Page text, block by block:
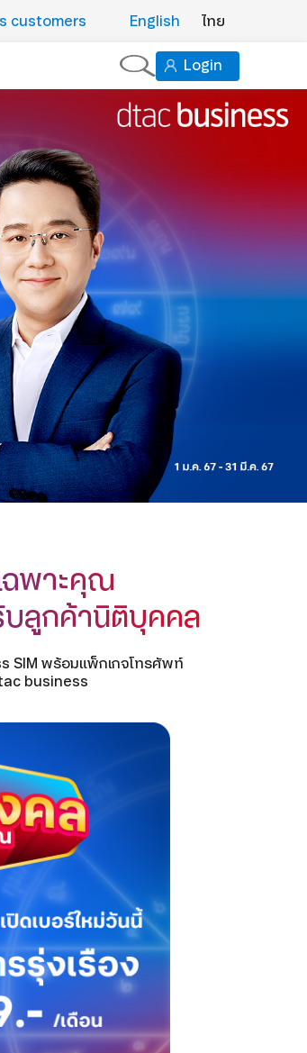
customers English ไทย
Login
ฉพาะคุณ
ลูกค้านิติบุคคล
SIM พร้อมแพ็กเกจโทรศัพท์
business